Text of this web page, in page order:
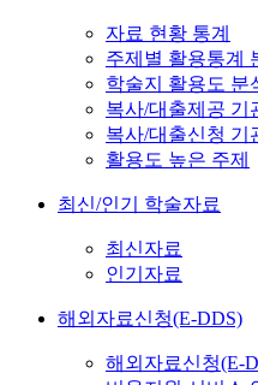
자료 현황 통계
주제별 활용통계
학술지 활용도 분
복사/대출제공 기
복사/대출신청 기
활용도 높은 주제
최신/인기 학술자료
최신자료
인기자료
해외자료신청(E-DDS)
해외자료신청(E-